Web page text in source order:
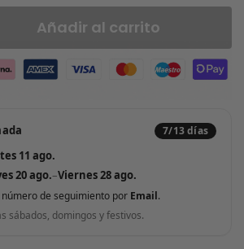
Añadir al carrito
7/13 días
11 ago.
20 ago.–Viernes 28 ago.
de seguimiento por Email.
sábados, domingos y festivos.